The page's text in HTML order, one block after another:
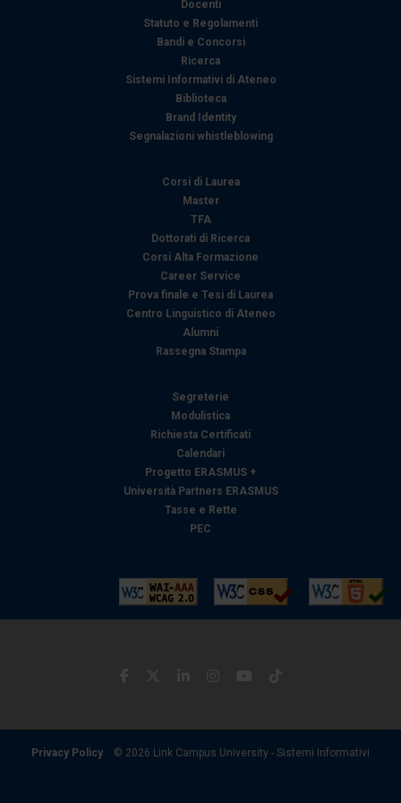
dalla Dichiarazione sui cookie.
Utilizziamo i cookie per personalizzare contenuti ed
annunci, per fornire funzionalità dei social media e per
analizzare il nostro traffico. Condividiamo inoltre
informazioni sul modo in cui utilizza il nostro sito con i
pubblicità e social media, i quali potrebbero combinarle
con altre informazioni che ha fornito loro o che hanno
raccolto dal suo utilizzo dei loro servizi.
Docenti
Statuto e Regolamenti
Bandi e Concorsi
Ricerca
Sistemi Informativi di Ateneo
Biblioteca
Brand Identity
Segnalazioni whistleblowing
Corsi di Laurea
Master
TFA
Dottorati di Ricerca
Corsi Alta Formazione
Career Service
Prova finale e Tesi di Laurea
Centro Linguistico di Ateneo
Alumni
Rassegna Stampa
Segreterie
Modulistica
Richiesta Certificati
Calendari
Progetto ERASMUS +
Università Partners ERASMUS
Tasse e Rette
PEC
Privacy Policy © 2026 Link Campus University - Sistemi Informativi